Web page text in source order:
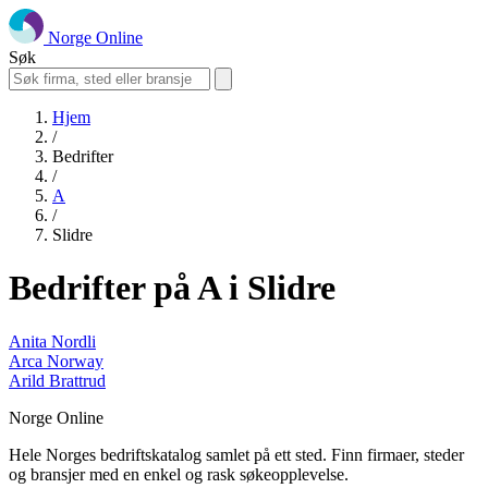
Norge Online
Søk
Hjem
/
Bedrifter
/
A
/
Slidre
Bedrifter på A i Slidre
Anita Nordli
Arca Norway
Arild Brattrud
Norge Online
Hele Norges bedriftskatalog samlet på ett sted. Finn firmaer, steder
og bransjer med en enkel og rask søkeopplevelse.